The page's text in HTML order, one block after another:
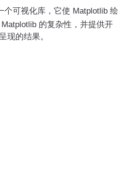
个可视化库，它使 Matplotlib 绘
的复杂性，并提供开
现的结果。